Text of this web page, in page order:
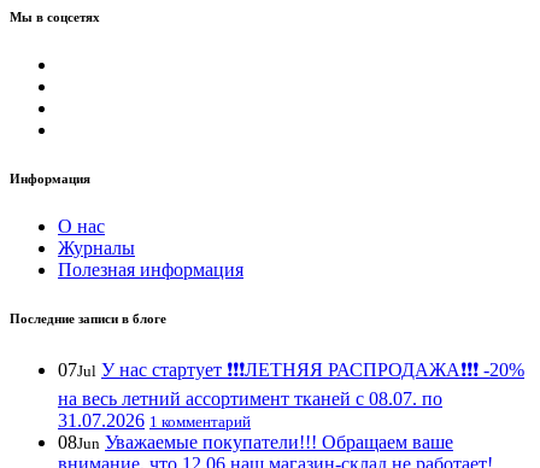
Мы в соцсетях
Информация
О нас
Журналы
Полезная информация
Последние записи в блоге
07Jul У нас стартует ❗️❗️❗️ЛЕТНЯЯ РАСПРОДАЖА❗️❗️❗️ -20%
на весь летний ассортимент тканей с 08.07. по
31.07.2026 1 комментарий
08Jun Уважаемые покупатели!!! Обращаем ваше